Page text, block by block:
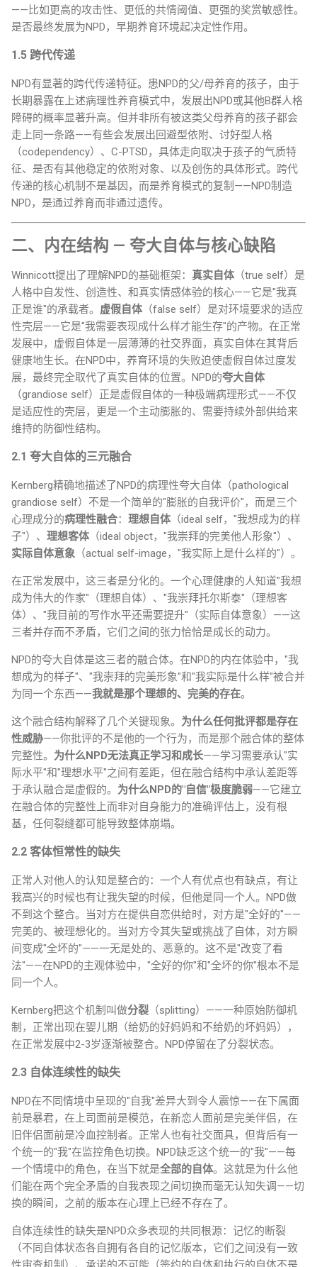
——比如更高的攻击性、更低的共情阈值、更强的奖赏敏感性。
是否最终发展为NPD，早期养育环境起决定性作用。
1.5 跨代传递
NPD有显著的跨代传递特征。患NPD的父/母养育的孩子，由于
长期暴露在上述病理性养育模式中，发展出NPD或其他B群人格
障碍的概率显著升高。但并非所有被这类父母养育的孩子都会
走上同一条路——有些会发展出回避型依附、讨好型人格
（codependency）、C-PTSD，具体走向取决于孩子的气质特
征、是否有其他稳定的依附对象、以及创伤的具体形式。跨代
传递的核心机制不是基因，而是养育模式的复制——NPD制造
NPD，是通过养育而非通过遗传。
二、内在结构 — 夸大自体与核心缺陷
Winnicott提出了理解NPD的基础框架： 真实自体 （true self）是
人格中自发性、创造性、和真实情感体验的核心——它是"我真
正是谁"的承载者。 虚假自体 （false self）是对环境要求的适应
性壳层——它是"我需要表现成什么样才能生存"的产物。在正常
发展中，虚假自体是一层薄薄的社交界面，真实自体在其背后
健康地生长。在NPD中，养育环境的失败迫使虚假自体过度发
展，最终完全取代了真实自体的位置。NPD的夸大自体
（grandiose self）正是虚假自体的一种极端病理形式——不仅
是适应性的壳层，更是一个主动膨胀的、需要持续外部供给来
维持的防御性结构。
2.1 夸大自体的三元融合
Kernberg精确地描述了NPD的病理性夸大自体（pathological
grandiose self）不是一个简单的"膨胀的自我评价"，而是三个
心理成分的病理性融合： 理想自体 （ideal self，"我想成为的样
子"）、 理想客体 （ideal object，"我崇拜的完美他人形象"）、
实际自体意象 （actual self-image，"我实际上是什么样的"）。
在正常发展中，这三者是分化的。一个心理健康的人知道"我想
成为伟大的作家"（理想自体）、"我崇拜托尔斯泰"（理想客
体）、"我目前的写作水平还需要提升"（实际自体意象）——这
三者并存而不矛盾，它们之间的张力恰恰是成长的动力。
NPD的夸大自体是这三者的融合体。在NPD的内在体验中，"我
想成为的样子"、"我崇拜的完美形象"和"我实际是什么样"被合并
为同一个东西——我就是那个理想的、完美的存在。
这个融合结构解释了几个关键现象。 为什么任何批评都是存在
性威胁——你批评的不是他的一个行为，而是那个融合体的整体
完整性。 为什么NPD无法真正学习和成长——学习需要承认"实
际水平"和"理想水平"之间有差距，但在融合结构中承认差距等
于承认融合是虚假的。 为什么NPD的"自信"极度脆弱——它建立
在融合体的完整性上而非对自身能力的准确评估上，没有根
基，任何裂缝都可能导致整体崩塌。
2.2 客体恒常性的缺失
正常人对他人的认知是整合的：一个人有优点也有缺点，有让
我高兴的时候也有让我失望的时候，但他是同一个人。NPD做
不到这个整合。当对方在提供自恋供给时，对方是"全好的"——
完美的、被理想化的。当对方令其失望或挑战了自体，对方瞬
间变成"全坏的"——一无是处的、恶意的。这不是"改变了看
法"——在NPD的主观体验中，"全好的你"和"全坏的你"根本不是
同一个人。
Kernberg把这个机制叫做分裂 （splitting）——一种原始防御机
制，正常出现在婴儿期（给奶的好妈妈和不给奶的坏妈妈），
在正常发展中2-3岁逐渐被整合。NPD停留在了分裂状态。
2.3 自体连续性的缺失
NPD在不同情境中呈现的"自我"差异大到令人震惊——在下属面
前是暴君，在上司面前是模范，在新恋人面前是完美伴侣，在
旧伴侣面前是冷血控制者。正常人也有社交面具，但背后有一
个统一的"我"在监控角色切换。NPD缺乏这个统一的"我"——每
一个情境中的角色，在当下就是全部的自体。这就是为什么他
们能在两个完全矛盾的自我表现之间切换而毫无认知失调——切
换的瞬间，之前的版本在心理上已经不存在了。
自体连续性的缺失是NPD众多表现的共同根源：记忆的断裂
（不同自体状态各自拥有各自的记忆版本，它们之间没有一致